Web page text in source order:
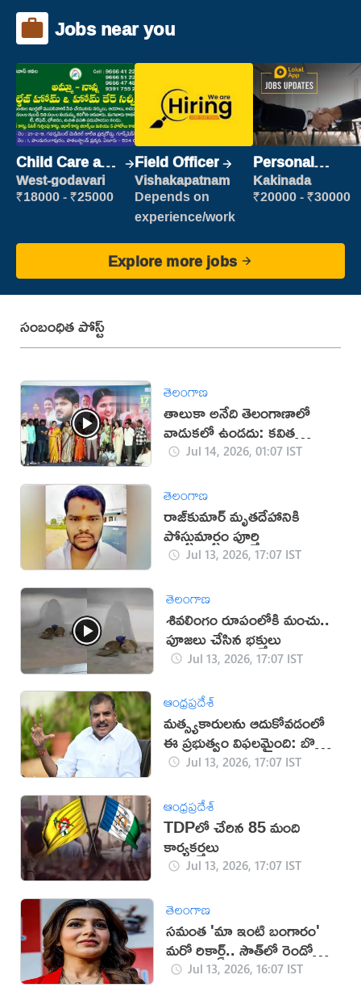
Jobs near you
Child Care and
Patient care
West-godavari
₹18000 - ₹25000
Field Officer
Vishakapatnam
Depends on
experience/work
Personal
Assistant
Kakinada
₹20000 - ₹30000
Explore more jobs
సంబంధిత పోస్ట్
తెలంగాణ
తాలుకా అనేది తెలంగాణాలో
వాడుకలో ఉండదు: కవిత
(వీడియో)
Jul 14, 2026, 01:07 IST
తెలంగాణ
రాజ్‌కుమార్‌ మృతదేహానికి
పోస్టుమార్టం పూర్తి
Jul 13, 2026, 17:07 IST
తెలంగాణ
శివలింగం రూపంలోకి మంచు..
పూజలు చేసిన భక్తులు
Jul 13, 2026, 17:07 IST
ఆంధ్రప్రదేశ్
మత్స్యకారులను ఆదుకోవడంలో
ఈ ప్రభుత్వం విఫలమైంది: బొత్స
సత్యనారాయణ
Jul 13, 2026, 17:07 IST
ఆంధ్రప్రదేశ్
TDPలో చేరిన 85 మంది
కార్యకర్తలు
Jul 13, 2026, 17:07 IST
తెలంగాణ
సమంత 'మా ఇంటి బంగారం'
మరో రికార్డ్.. సౌత్‌లో రెండో
స్థానం!Jul 13, 2026, 16:07 IST